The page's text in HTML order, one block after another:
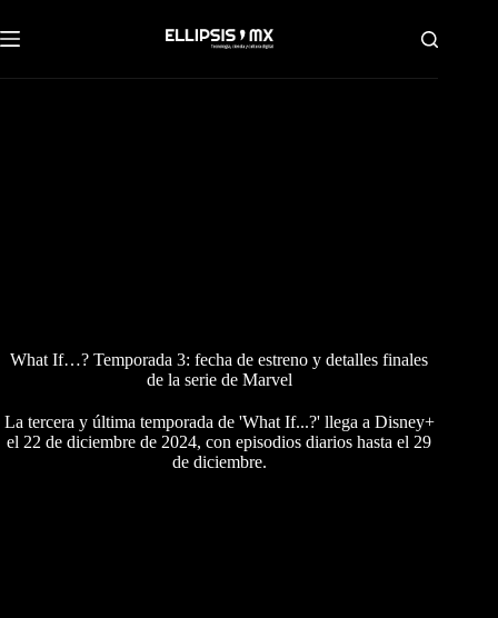
al
contenido
What If…? Temporada 3: fecha de estreno y detalles finales
de la serie de Marvel
La tercera y última temporada de 'What If...?' llega a Disney+
el 22 de diciembre de 2024, con episodios diarios hasta el 29
de diciembre.